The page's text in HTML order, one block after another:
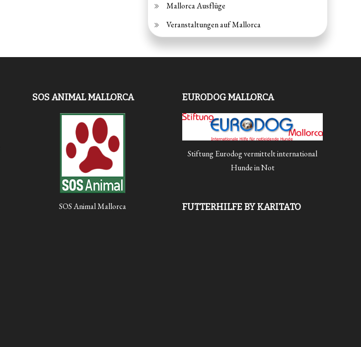
Mallorca Ausflüge
Veranstaltungen auf Mallorca
SOS ANIMAL MALLORCA
SOS Animal Mallorca
EURODOG MALLORCA
Stiftung Eurodog vermittelt international
Hunde in Not
FUTTERHILFE BY KARITATO